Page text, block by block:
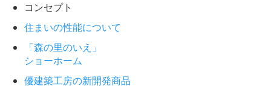
コンセプト
住まいの性能について
「森の里のいえ」
ショーホーム
優建築工房の新開発商品